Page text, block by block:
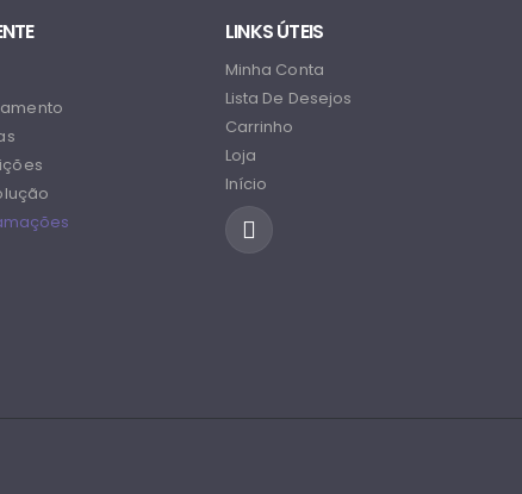
LINKS ÚTEIS
Minha Conta
Lista De Desejos
Carrinho
Loja
Início